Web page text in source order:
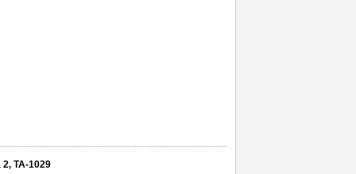
TA-1029